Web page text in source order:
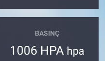
BASINÇ
1006 HPA hpa